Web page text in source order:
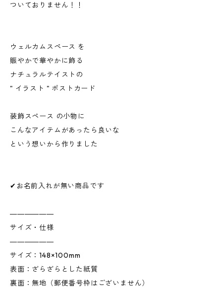
ついておりません！！
ウェルカムスペース を
賑やかで華やかに飾る
ナチュラルテイストの
" イラスト " ポストカード
装飾スペース の小物に
こんなアイテムがあったら良いな
という想いから作りました
✔お名前入れが無い商品です
――――――
サイズ・仕様
――――――
サイズ：148×100mm
表面：ざらざらとした紙質
裏面：無地（郵便番号枠はございません）